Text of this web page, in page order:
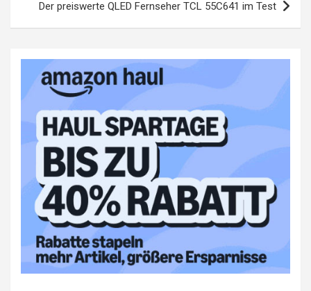
Der preiswerte QLED Fernseher TCL 55C641 im Test